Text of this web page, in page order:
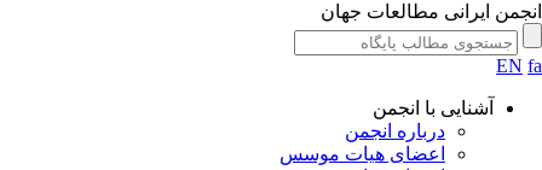
ایرانی مطالعات جهان
EN
آشنایی با انجمن
درباره انجمن
اعضای هیات موسس